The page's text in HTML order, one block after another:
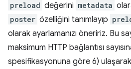
preload değerini metadata
poster özelliğini tanımlayıp
olarak ayarlamanızı öneririz. Bu
maksimum HTTP bağlantısı
spesifikasyonuna göre 6) ulaşarak